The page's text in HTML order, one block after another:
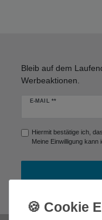
Bleib auf dem
Werbeaktionen.
E-MAIL **
Newsletter
Hiermit bestätige ich,
Meine Einwilligung kann